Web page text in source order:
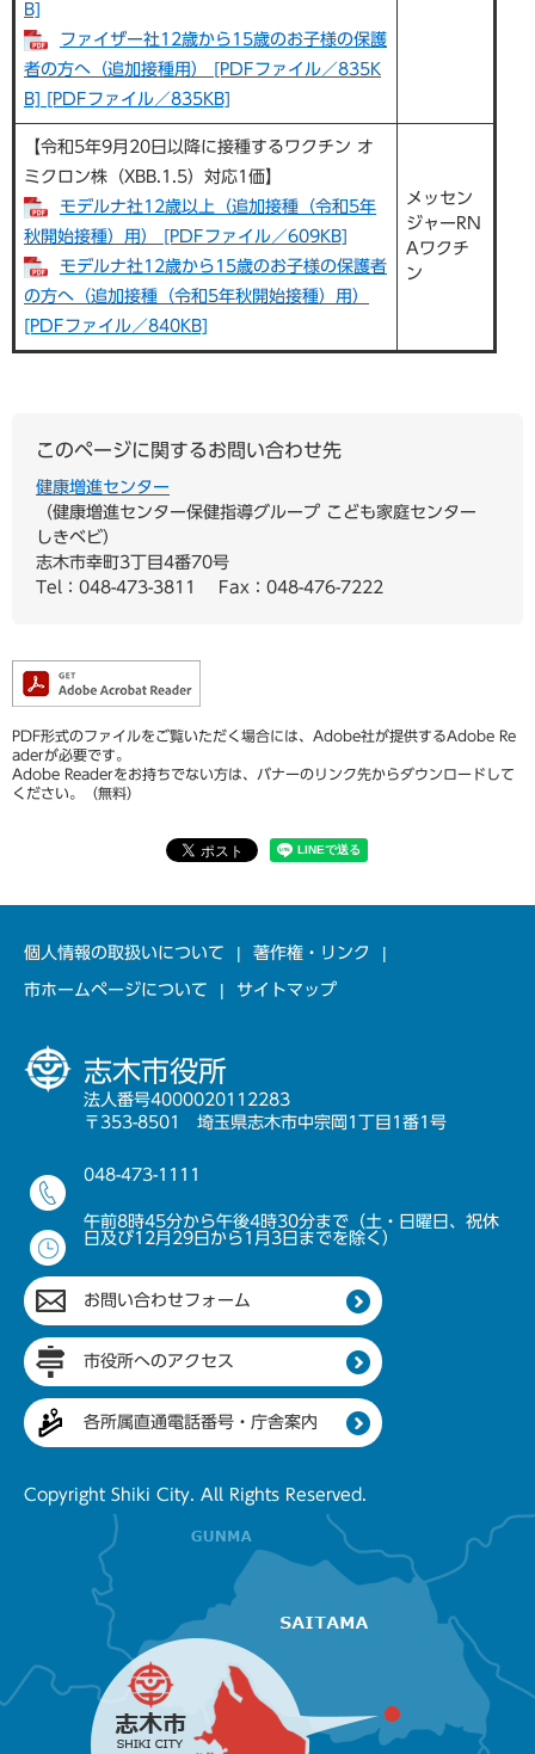
B]
ファイザー社12歳から15歳のお子様の保護
者の方へ（追加接種用） [PDFファイル／835K
B] [PDFファイル／835KB]
【令和5年9月20日以降に接種するワクチン オ
ミクロン株（XBB.1.5）対応1価】
モデルナ社12歳以上（追加接種（令和5年
秋開始接種）用） [PDFファイル／609KB]
モデルナ社12歳から15歳のお子様の保護者
の方へ（追加接種（令和5年秋開始接種）用）
[PDFファイル／840KB]
メッセン
ジャーRN
Aワクチ
ン
このページに関するお問い合わせ先
健康増進センター
健康増進センター保健指導グループ こども家庭センター
しきベビ
志木市幸町3丁目4番70号
Tel：048-473-3811
Fax：048-476-7222
PDF形式のファイルをご覧いただく場合には、Adobe社が提供するAdobe Re
aderが必要です。
Adobe Readerをお持ちでない方は、バナーのリンク先からダウンロードして
ください。（無料）
個人情報の取扱いについて 著作権・リンク
市ホームページについて サイトマップ
志木市役所
法人番号4000020112283
〒353-8501 埼玉県志木市中宗岡1丁目1番1号
048-473-1111
午前8時45分から午後4時30分まで（土・日曜日、祝休
日及び12月29日から1月3日までを除く）
お問い合わせフォーム
市役所へのアクセス
各所属直通電話番号・庁舎案内
Copyright Shiki City. All Rights Reserved.